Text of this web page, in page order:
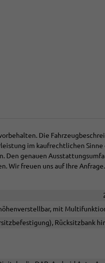
Die
im kaufrechtlichen Sinne
Den genauen
Wir freuen uns auf Ihre Anfrage.
mit
Rücksitzbank